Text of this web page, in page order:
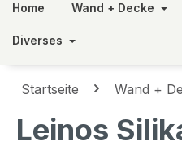
Home Wand + Decke
Diverses
Startseite Wand +
Leinos